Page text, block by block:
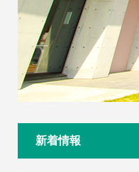
新着情報